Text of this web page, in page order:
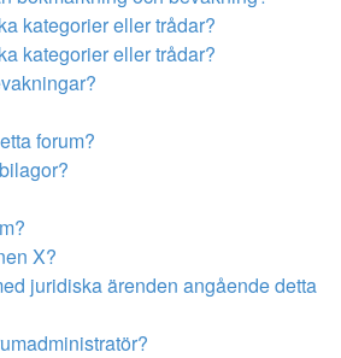
kategorier eller trådar?
kategorier eller trådar?
forum?
X?
juridiska ärenden angående detta